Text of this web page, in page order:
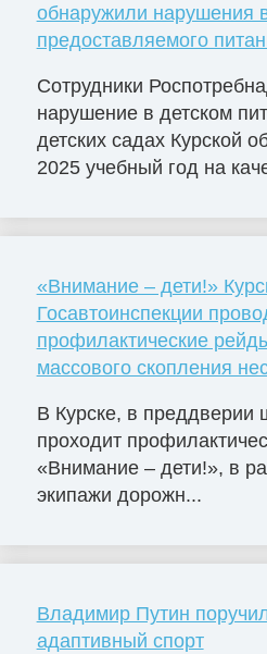
обнаружили нарушения
предоставляемого
Сотрудники
нарушение в детском
детских садах Курской
2025 учебный год на
«Внимание – дети!»
Госавтоинспекции
профилактические
массового скопления
В Курске, в преддверии
проходит
«Внимание – дети!», в
экипажи дорожн...
Владимир Путин
адаптивный спорт